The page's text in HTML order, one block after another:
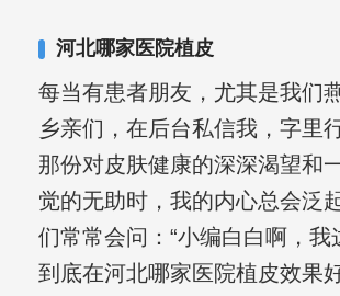
合巩固用药的调理，并对白
导，全方位帮助患者康复
河北哪家医院植皮
每当有患者朋友，尤其是我们
乡亲们，在后台私信我，字里
那份对皮肤健康的深深渴望和
觉的无助时，我的内心总会泛
们常常会问：“小编白白啊，我
到底在河北哪家医院植皮效果